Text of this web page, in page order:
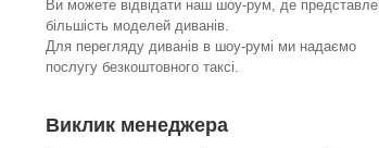
Ви можете відвідати наш шоу-рум, де
більшість моделей диванів.
Для перегляду диванів в шоу-румі ми надаємо
послугу безкоштовного таксі.
Виклик менеджера